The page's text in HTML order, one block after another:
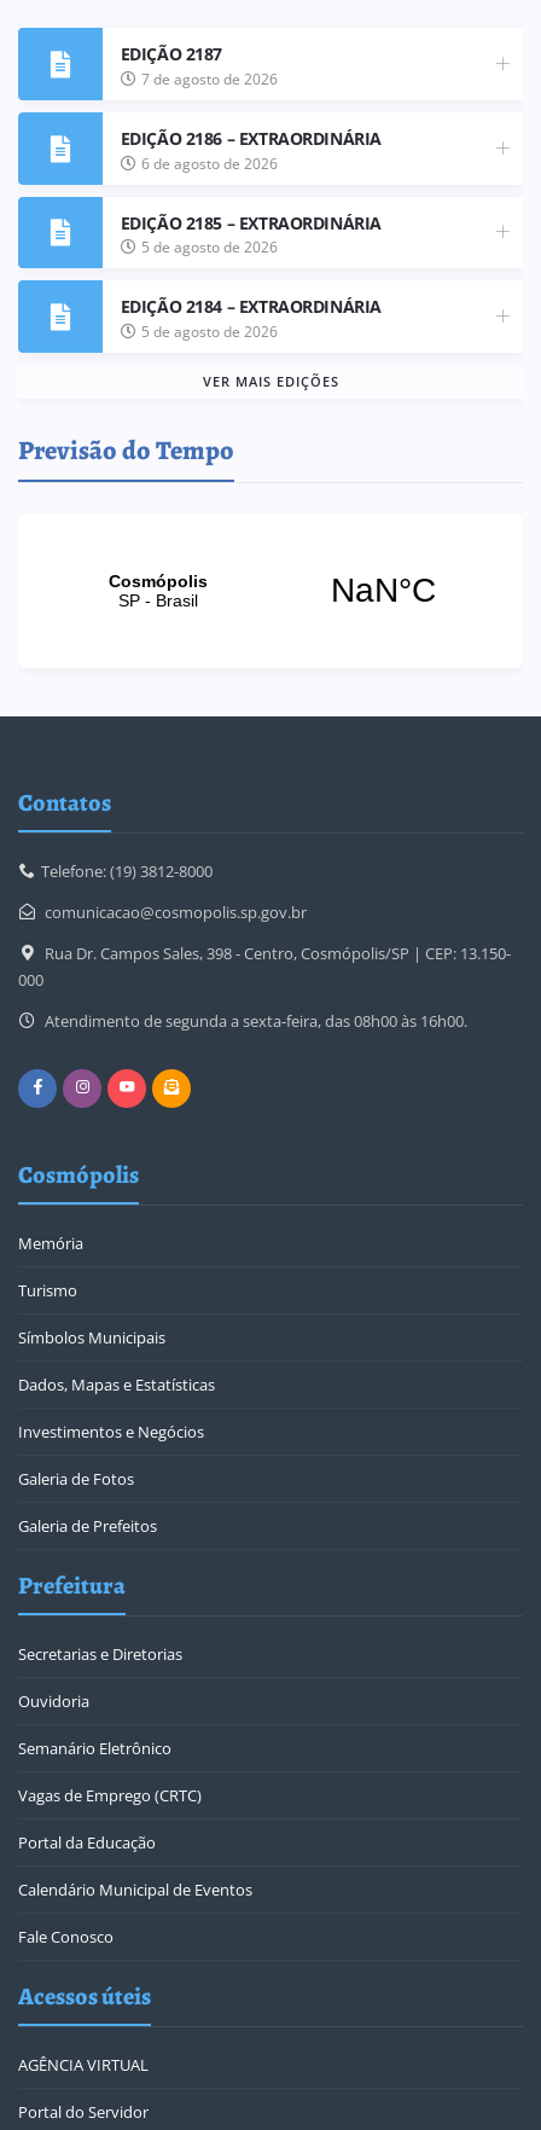
EDIÇÃO 2187
7 de agosto de 2026
EDIÇÃO 2186 – EXTRAORDINÁRIA
6 de agosto de 2026
EDIÇÃO 2185 – EXTRAORDINÁRIA
5 de agosto de 2026
EDIÇÃO 2184 – EXTRAORDINÁRIA
5 de agosto de 2026
VER MAIS EDIÇÕES
Previsão do Tempo
Contatos
Telefone: (19) 3812-8000
comunicacao@cosmopolis.sp.gov.br
Rua Dr. Campos Sales, 398 - Centro, Cosmópolis/SP | CEP: 13.150-
000
Atendimento de segunda a sexta-feira, das 08h00 às 16h00.
Cosmópolis
Memória
Turismo
Símbolos Municipais
Dados, Mapas e Estatísticas
Investimentos e Negócios
Galeria de Fotos
Galeria de Prefeitos
Prefeitura
Secretarias e Diretorias
Ouvidoria
Semanário Eletrônico
Vagas de Emprego (CRTC)
Portal da Educação
Calendário Municipal de Eventos
Fale Conosco
Acessos úteis
AGÊNCIA VIRTUAL
Portal do Servidor